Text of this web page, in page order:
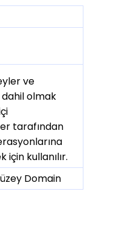
ve
olmak
tarafından
kullanılır.
Domain